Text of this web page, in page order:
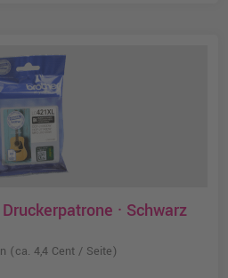
· Schwarz
(ca. 4,4 Cent / Seite)